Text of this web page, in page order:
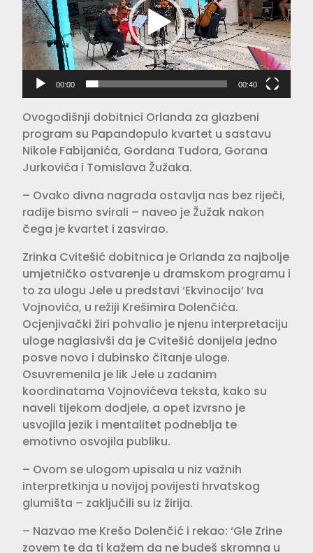
00:00 00:40
Ovogodišnji dobitnici Orlanda za glazbeni
program su Papandopulo kvartet u sastavu
Nikole Fabijanića, Gordana Tudora, Gorana
Jurkovića i Tomislava Žužaka.
– Ovako divna nagrada ostavlja nas bez riječi,
radije bismo svirali – naveo je Žužak nakon
čega je kvartet i zasvirao.
Zrinka Cvitešić dobitnica je Orlanda za najbolje
umjetničko ostvarenje u dramskom programu i
to za ulogu Jele u predstavi ‘Ekvinocijo’ Iva
Vojnovića, u režiji Krešimira Dolenčića.
Ocjenjivački žiri pohvalio je njenu interpretaciju
uloge naglasivši da je Cvitešić donijela jedno
posve novo i dubinsko čitanje uloge.
Osuvremenila je lik Jele u zadanim
koordinatama Vojnovićeva teksta, kako su
naveli tijekom dodjele, a opet izvrsno je
usvojila jezik i mentalitet podneblja te
emotivno osvojila publiku.
– Ovom se ulogom upisala u niz važnih
interpretkinja u novijoj povijesti hrvatskog
glumišta – zaključili su iz žirija.
– Nazvao me Krešo Dolenčić i rekao: ‘Gle Zrine
zovem te da ti kažem da ne budeš skromna u